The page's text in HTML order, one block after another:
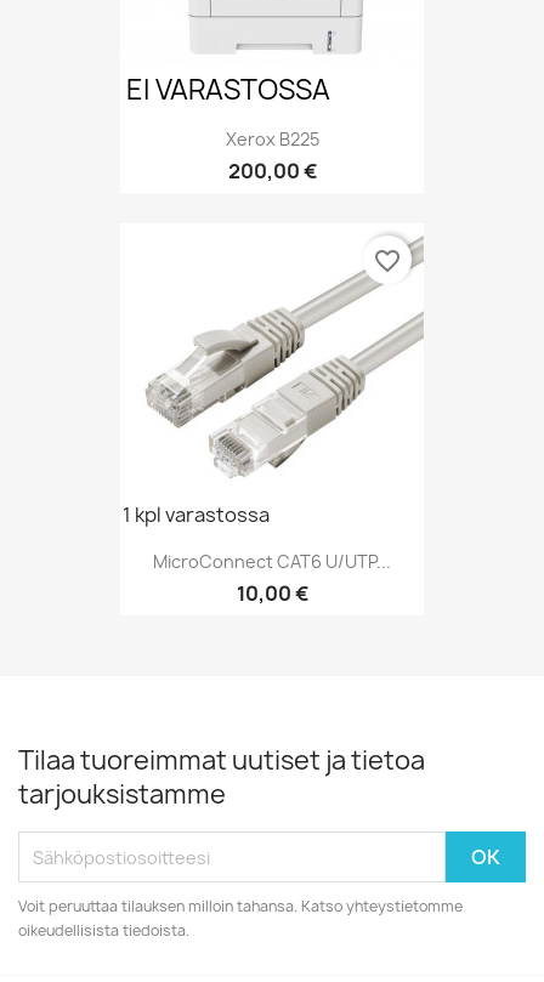
EI VARASTOSSA
Xerox B225
Hinta
200,00 €
1 kpl varastossa
MicroConnect CAT6 U/UTP...
Hinta
10,00 €
favorite_border
Tilaa tuoreimmat uutiset ja tietoa
tarjouksistamme
Voit peruuttaa tilauksen milloin tahansa. Katso yhteystietomme
oikeudellisista tiedoista.